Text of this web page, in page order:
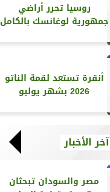
روسيا تحرر أراضي
جمهورية لوغانسك بالكامل
أنقرة تستعد لقمة الناتو
2026 بشهر يوليو
آخر الأخبار
مصر والسودان تبحثان